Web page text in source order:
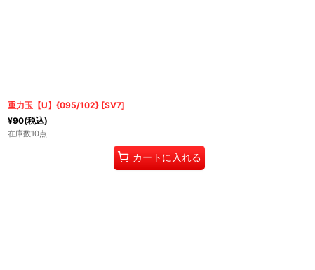
重力玉【U】{095/102} [SV7]
¥90(税込)
在庫数10点
カートに入れる